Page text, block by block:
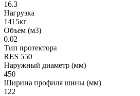
16.3
Нагрузка
1415кг
Объем (м3)
0.02
Тип протектора
RES 550
Наружный диаметр (мм)
450
Ширина профиля шины (мм)
122